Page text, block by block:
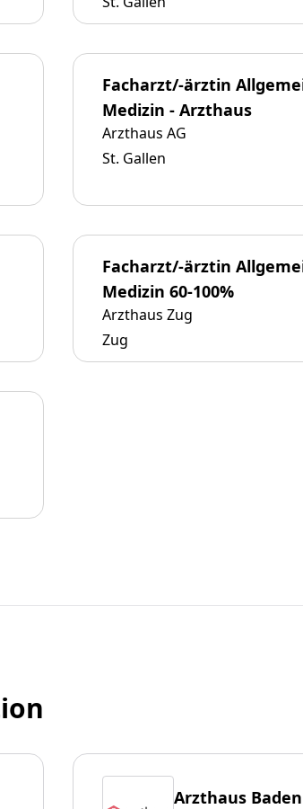
Facharzt/-ärztin
Medizin - Arzthaus
Arzthaus AG
St. Gallen
Facharzt/-ärztin
Medizin 60-100%
Arzthaus Zug
Zug
Arzthaus Baden